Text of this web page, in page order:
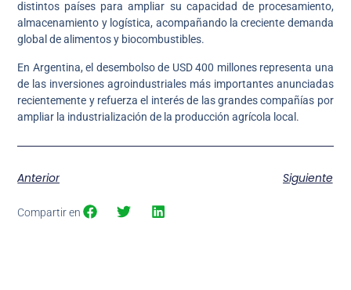
distintos países para ampliar su capacidad de procesamiento,
almacenamiento y logística, acompañando la creciente demanda
global de alimentos y biocombustibles.
En Argentina, el desembolso de USD 400 millones representa una
de las inversiones agroindustriales más importantes anunciadas
recientemente y refuerza el interés de las grandes compañías por
ampliar la industrialización de la producción agrícola local.
Anterior Siguiente
Compartir en